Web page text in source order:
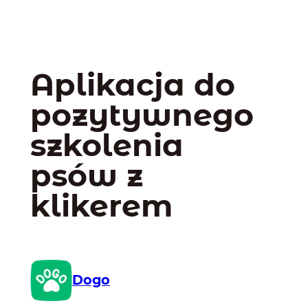
Aplikacja do
pozytywnego
szkolenia
psów z
klikerem
Dogo